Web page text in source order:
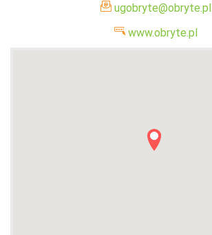
ugobryte@obryte.pl
www.obryte.pl